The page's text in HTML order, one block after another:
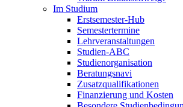
Im Studium
Erstsemester-Hub
Semestertermine
Lehrveranstaltungen
Studien-ABC
Studienorganisation
Beratungsnavi
Zusatzqualifikationen
Finanzierung und Kosten